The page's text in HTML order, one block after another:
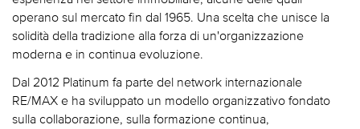
operano sul mercato fin dal 1965. Una scelta che unisce la
solidità della tradizione alla forza di un'organizzazione
moderna e in continua evoluzione.
Dal 2012 Platinum fa parte del network internazionale
RE/MAX e ha sviluppato un modello organizzativo fondato
sulla collaborazione, sulla formazione continua,